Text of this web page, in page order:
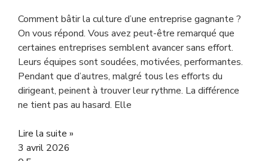
Comment bâtir la culture d’une entreprise gagnante ?
On vous répond. Vous avez peut-être remarqué que
certaines entreprises semblent avancer sans effort.
Leurs équipes sont soudées, motivées, performantes.
Pendant que d’autres, malgré tous les efforts du
dirigeant, peinent à trouver leur rythme. La différence
ne tient pas au hasard. Elle
Lire la suite »
3 avril 2026